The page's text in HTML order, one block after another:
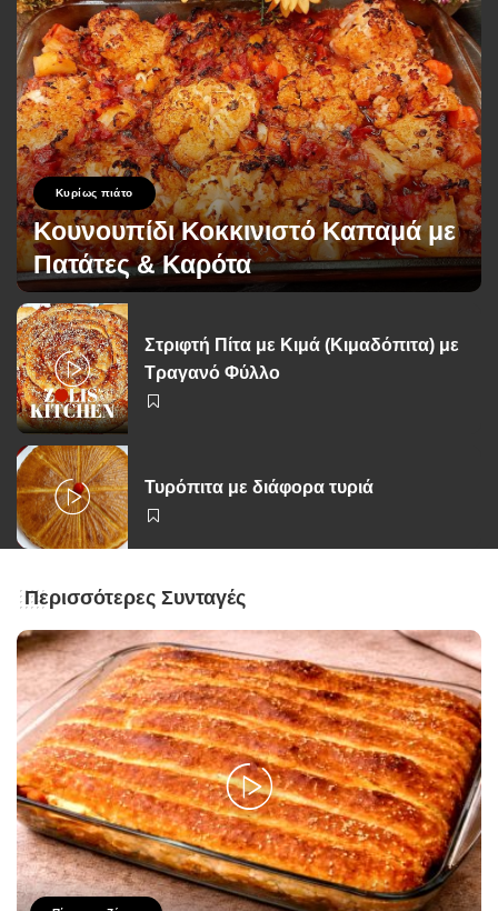
Κυρίως πιάτο
Κουνουπίδι Κοκκινιστό Καπαμά με
Πατάτες & Καρότα
Posted
by
George Zolis 2 Ιουνίου 2026
Στριφτή Πίτα με Κιμά (Κιμαδόπιτα) με
Τραγανό Φύλλο
Τυρόπιτα με διάφορα τυριά
Περισσότερες Συνταγές